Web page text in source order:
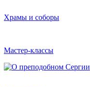
Храмы и соборы
Мастер-классы